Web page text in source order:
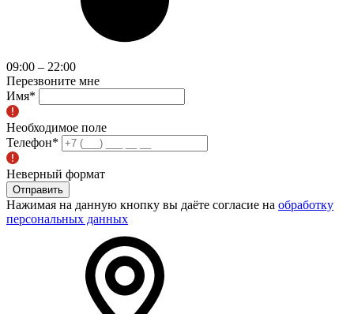
09:00 – 22:00
Перезвоните мне
Имя*
Необходимое поле
Телефон*
Неверный формат
Отправить
Нажимая на данную кнопку вы даёте согласие на обработку
персональных данных